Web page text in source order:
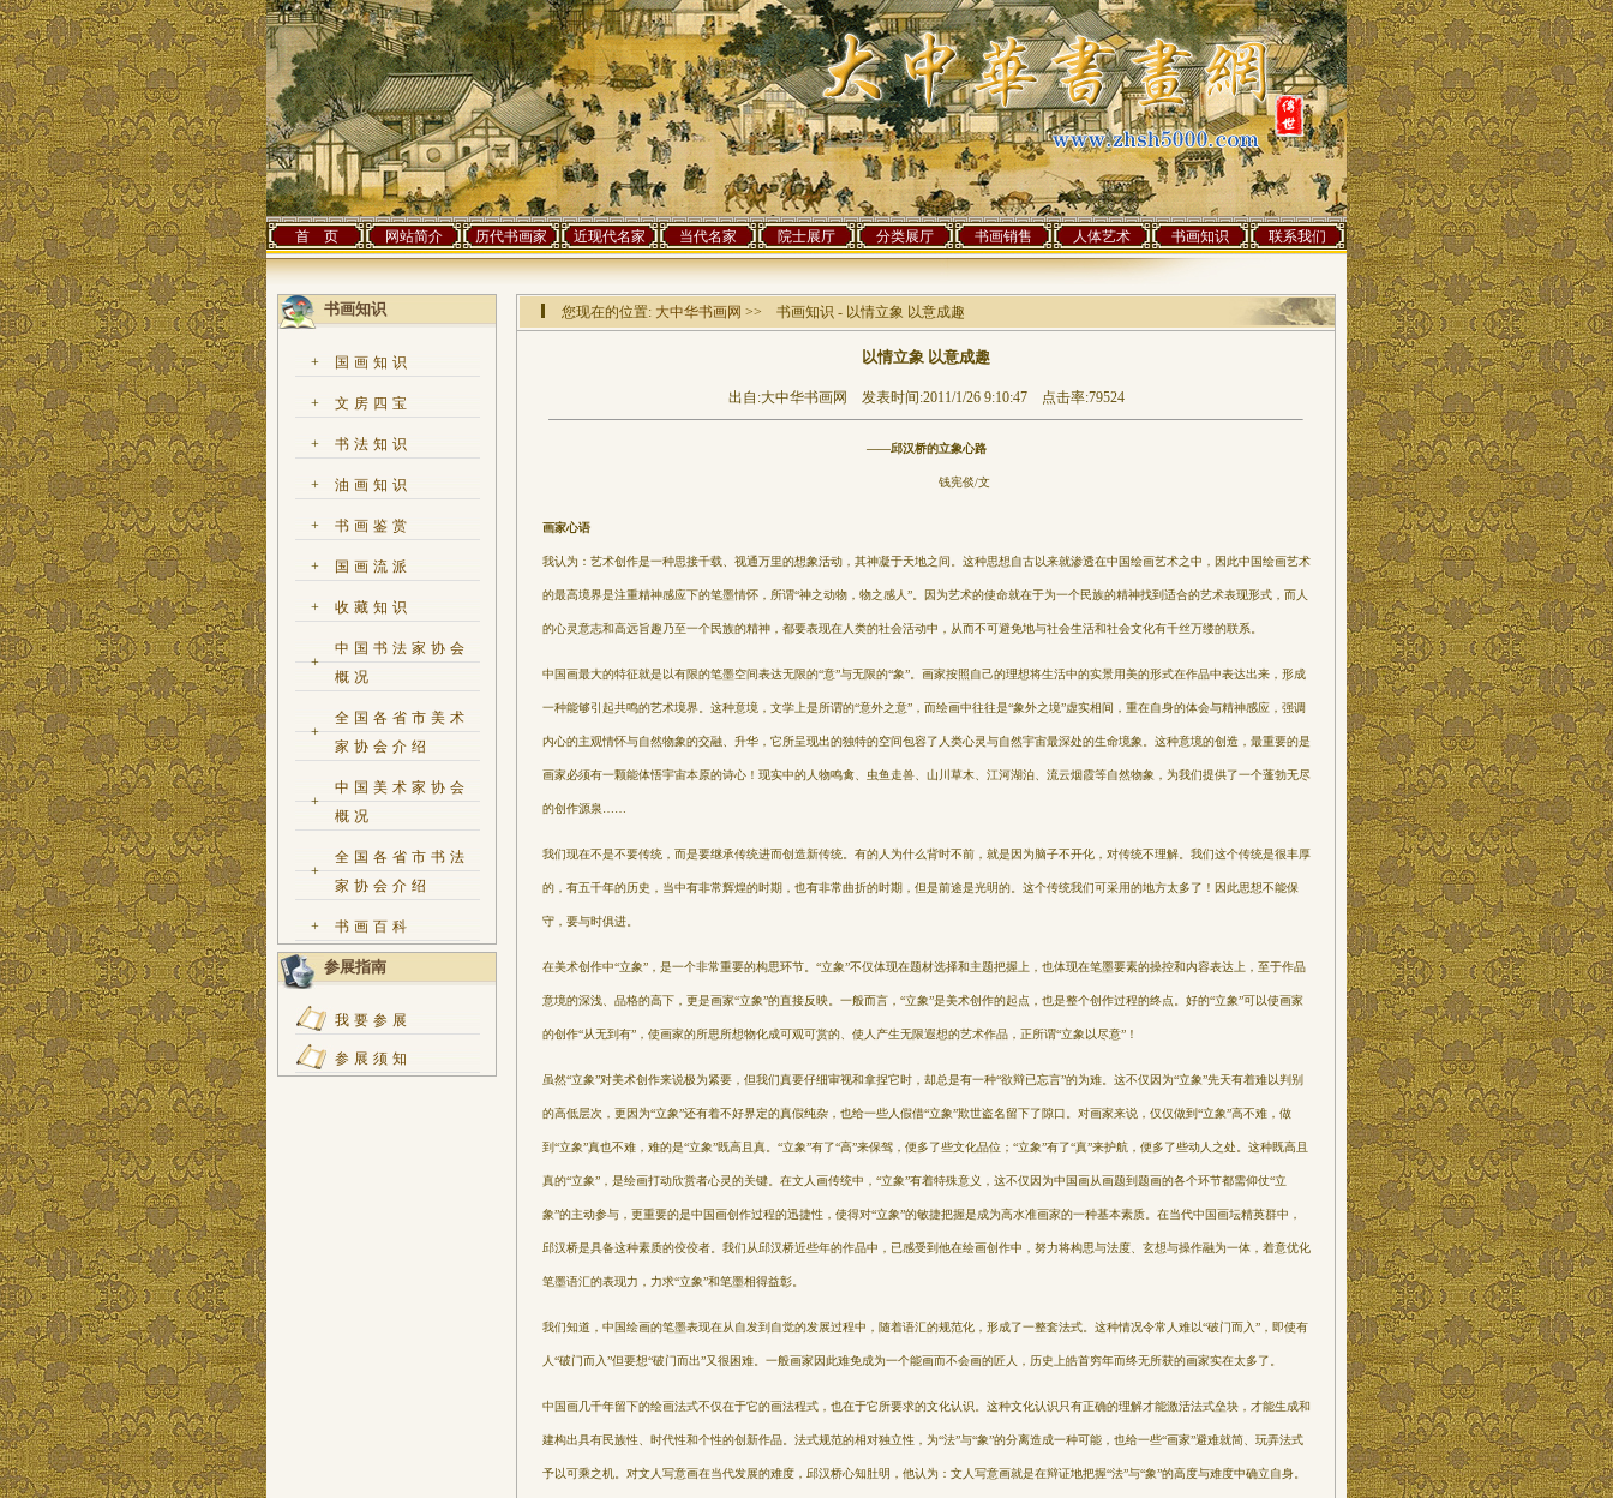
首 页 网站简介 历代书画家 近现代名家 当代名家 院士展厅 分类展厅 书画销售 人体艺术 书画知识 联系我们
书画知识
+ 国画知识
+ 文房四宝
+ 书法知识
+ 油画知识
+ 书画鉴赏
+ 国画流派
+ 收藏知识
+
中国书法家协会
概况
+
全国各省市美术
家协会介绍
+
中国美术家协会
概况
+
全国各省市书法
家协会介绍
+ 书画百科
参展指南
我要参展
参展须知
您现在的位置: 大中华书画网 >> 书画知识 - 以情立象 以意成趣
以情立象 以意成趣
出自:大中华书画网 发表时间:2011/1/26 9:10:47 点击率:79524
——邱汉桥的立象心路
钱宪倓/文
画家心语
我认为：艺术创作是一种思接千载、视通万里的想象活动，其神凝于天地之间。这种思想自古以来就渗透在中国绘画艺术之中，因此中国绘画艺术
的最高境界是注重精神感应下的笔墨情怀， 所谓“神之动物，物之感人”。因为艺术的使命就在于为一个民族的精神找到适合的艺术表现形式，而人
的心灵意志和高远旨趣乃至一个民族的精神，都要表现在人类的社会活动中，从而不可避免地与社会生活和社会文化有千丝万缕的联系。
中国画最大的特征就是以有限的笔墨空间表达无限的“意”与无限的“象”。画家按照自己的理想将生活中的实景用美的形式在作品中表达出来，形成
一种能够引起共鸣的艺术境界。这种意境，文学上是所谓的“意外之意”，而绘画中往往是“象外之境”虚实相间，重在自身的体会与精神感应，强调
内心的主观情怀与自然物象的交融、升华，它所呈现出的独特的空间包容了人 类心灵与自然宇宙最深处的生命境象。这种意境的创造，最重要的是
画家必须有一颗能体悟宇宙本原的诗心！现实中的人物鸣禽、虫鱼走兽、山川草木、江河湖泊、流云烟霞等自然物象，为我们提供了一个蓬勃无尽
的创作源泉……
我们现在不是不要传统，而是要继承传统进而创造新传统。有的人为什么背时不前，就是因为脑子不开化，对传统不理解。我们这个传统是很丰厚
的，有五千年的历史，当中有非常辉煌的时期，也有非常曲折的时期，但是前途是光明的。这个传统我们可采用的地方太多了！因此思想不能保
守，要与时俱进。
在美术创作中“立象”，是一个非常重要的构思环节。“立象”不仅体现在题材选择和主题把握上，也体现在笔墨要素的操控和内容表达上，至于作品
意境的深浅、品格的高下，更是画家“立象”的直接反映。一般而言，“立象”是美术创作的起点，也是整个创作过程的终点。好的“立象”可以使画家
的创作“从无到有”，使画家的所思所想物化成可观可赏的、使人产生无限遐想的艺术作品，正所谓“立象以尽意”！
虽然“立象”对美术创作来说极为紧要，但我们真要仔细审视和拿捏它时，却总是有一种“欲辩已忘言”的为难。这不仅因为“立象”先天有着难以判别
的高低层次，更因为“立象”还有着不好界定的真假纯杂，也给一些人假借“立象”欺世盗名留下了隙口。对画家来说，仅仅做到“立象”高不难，做
到“立象”真也不难，难的是“立象”既高且真。“立象”有了“高”来保驾，便多了些文化品位；“立象”有了“真”来护航，便多了些动人之处。这种既高且
真的“立象”，是绘画打动欣赏者心灵的关键。在文人画传统中，“立象”有着特殊意义，这不仅因为中国画从画题到题画的各个环节都需仰仗“立
象”的主动参与，更重要的是中国画创作过程的迅捷性，使得对“立象”的敏捷把握是成为高水准画家的一种基本素质。在当代中国画坛精英群中，
邱汉桥是具备这种素质的佼佼者。我们从邱汉桥近些年的作品中，已感受到他在绘画创作中，努力将构思与法度、玄想与操作融为一体，着意优化
笔墨语汇的表现力，力求“立象”和笔墨相得益彰。
我们知道，中国绘画的笔墨表现在从自发到自觉的发展过程中，随着语汇的规范化，形成了一整套法式。这种情况令常人难以“破门而入”，即使有
人“破门而入”但要想“破门而出”又很困难。一般画家因此难免成为一个能画而不会画的匠人，历史上皓首穷年而终无所获的画家实在太多了。
中国画几千年留下的绘画法式不仅在于它的画法程式，也在于它所要求的文化认识。这种文化认识只有正确的理解才能激活法式垒块，才能生成和
建构出具有民族性、时代性和个性的创新作品。法式规范的相对独立性，为“法”与“象”的分离造成一种可能，也给一些“画家”避难就简、玩弄法式
予以可乘之机。对文人写意画在当代发展的难度，邱汉桥心知肚明，他认为：文人写意画就是在辩证地把握“法”与“象”的高度与难度中确立自身。